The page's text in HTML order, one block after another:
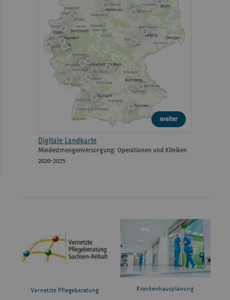
weiter
Digitale Landkarte
Mindestmengenversorgung: Operationen und Kliniken
2020-2025
Vernetzte Pflegeberatung Krankenhausplanung